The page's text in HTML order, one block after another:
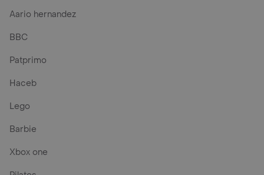
Aario hernandez
BBC
Patprimo
Haceb
Lego
Barbie
Xbox one